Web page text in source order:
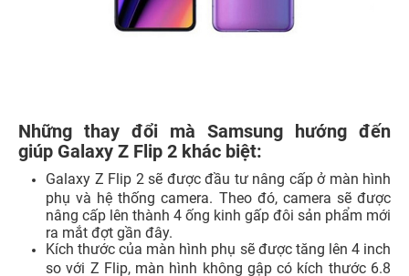
Những thay đổi mà Samsung hướng đến
giúp Galaxy Z Flip 2 khác biệt:
Galaxy Z Flip 2 sẽ được đầu tư nâng cấp ở màn hình
phụ và hệ thống camera. Theo đó, camera sẽ được
nâng cấp lên thành 4 ống kinh gấp đôi sản phẩm mới
ra mắt đợt gần đây.
Kích thước của màn hình phụ sẽ được tăng lên 4 inch
so với Z Flip, màn hình không gập có kích thước 6.8